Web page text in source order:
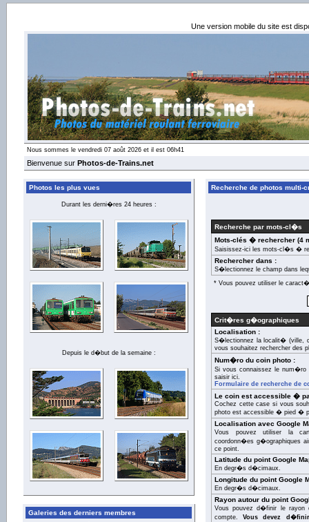
Une version mobile du site est
Nous sommes le vendredi 07 août 2026 et il est 06h41
Bienvenue sur Photos-de-Trains.net
Photos les plus vues
Durant les derni�res 24 heures :
Depuis le d�but de la semaine :
Galeries des derniers membres
Recherche de photos multi-
Recherche par mots-cl�s
Mots-clés � rechercher (4
Saisissez-ici les mots-cl�s �
Rechercher dans :
S�lectionnez le champ dans
* Vous pouvez utiliser le
Crit�res g�ographiques
Localisation :
S�lectionnez la localit� (ville,
vous souhaitez rechercher des
Num�ro du coin photo :
Si vous connaissez le
saisir ici.
Formulaire de recherche de
Le coin est accessible �
Cochez cette case si vous
photo est accessible � pied �
Localisation avec Google
Vous pouvez utiliser la
coordonn�es g�ographiques
ce point.
Latitude du point Google
En degr�s d�cimaux.
Longitude du point Google
En degr�s d�cimaux.
Rayon autour du point
Vous pouvez d�finir le
compte.Vous devez